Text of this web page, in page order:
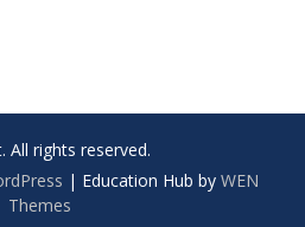
All rights reserved.
| Education Hub by WEN
Themes